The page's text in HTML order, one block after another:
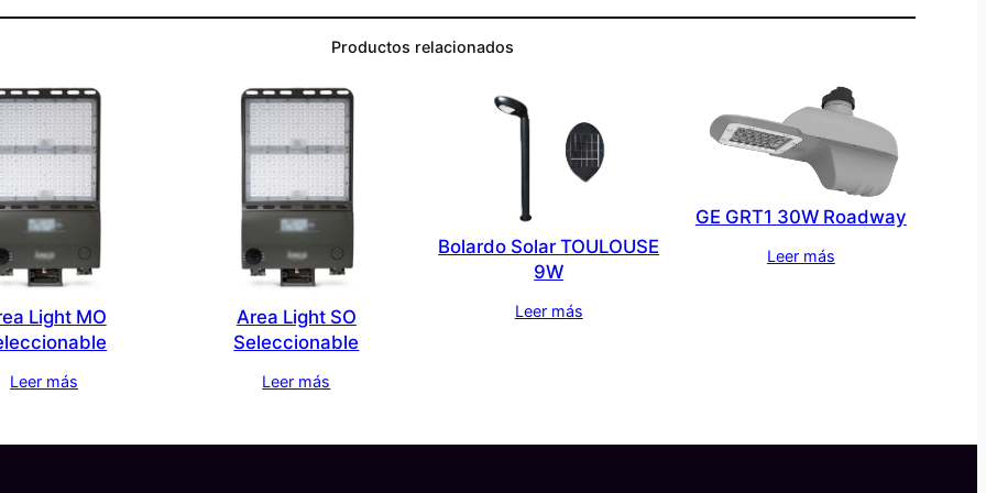
Productos relacionados
Light MO
Leer más
Area Light SO
Seleccionable
Leer más
Bolardo Solar TOULOUSE
9W
Leer más
GE GRT1 30W Roadway
Leer más